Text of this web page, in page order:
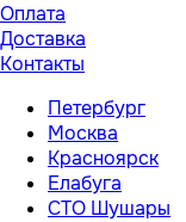
Оплата
Доставка
Контакты
Петербург
Москва
Красноярск
Елабуга
СТО Шушары